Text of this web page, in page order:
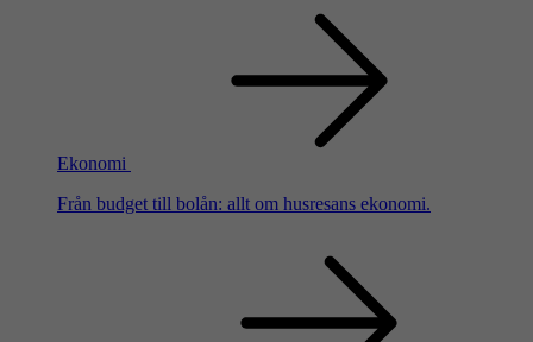
Ekonomi
Från budget till bolån: allt om husresans ekonomi.